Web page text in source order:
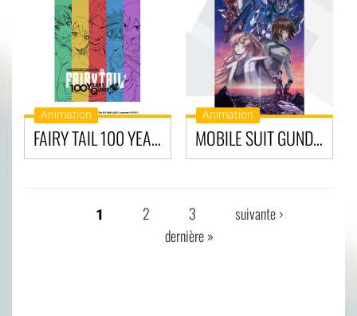
Animation
FAIRY TAIL 100 YEARS QUEST : EN ROUTE POUR LA QUÊTE DE 100 ANS
Animation
MOBILE SUIT GUNDAM SEED FREEDOM
1 2 3
suivante ›
dernière »